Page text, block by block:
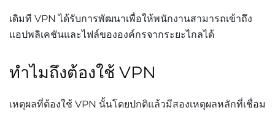
เดิมที VPN ได้รับการพัฒนาเพื่อให้พนักงานสามารถเข้าถึง
แอปพลิเคชันและไฟล์ขององค์กรจากระยะไกลได้
ทำไมถึงต้องใช้ VPN
เหตุผลที่ต้องใช้ VPN นั้นโดยปกติแล้วมีสองเหตุผลหลักที่เชื่อม